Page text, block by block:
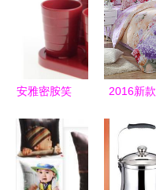
计诗篇
安雅密胺笑
唤醒日常的
创意美学与
家居批发新
2016新款
居搭配的灵
感新起点